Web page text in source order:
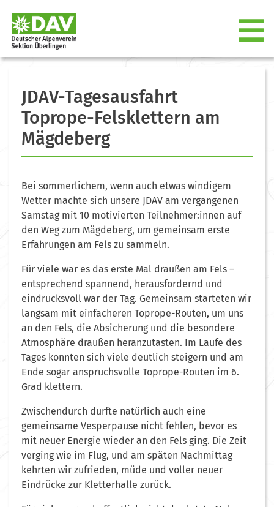
JDAV-Tagesausfahrt
Toprope-Felsklettern am
Mägdeberg
Bei sommerlichem, wenn auch etwas windigem
Wetter machte sich unsere JDAV am vergangenen
Samstag mit 10 motivierten Teilnehmer:innen auf
den Weg zum Mägdeberg, um gemeinsam erste
Erfahrungen am Fels zu sammeln.
Für viele war es das erste Mal draußen am Fels –
entsprechend spannend, herausfordernd und
eindrucksvoll war der Tag. Gemeinsam starteten wir
langsam mit einfacheren Toprope-Routen, um uns
an den Fels, die Absicherung und die besondere
Atmosphäre draußen heranzutasten. Im Laufe des
Tages konnten sich viele deutlich steigern und am
Ende sogar anspruchsvolle Toprope-Routen im 6.
Grad klettern.
Zwischendurch durfte natürlich auch eine
gemeinsame Vesperpause nicht fehlen, bevor es
mit neuer Energie wieder an den Fels ging. Die Zeit
verging wie im Flug, und am späten Nachmittag
kehrten wir zufrieden, müde und voller neuer
Eindrücke zur Kletterhalle zurück.